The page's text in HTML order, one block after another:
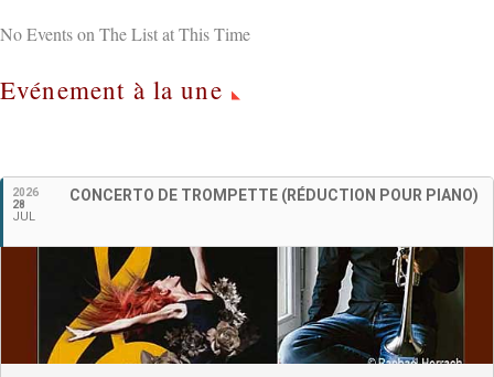
Français
No Events on The List at This Time
Evénement à la une
2026
28
JUL
CONCERTO DE TROMPETTE (RÉDUCTION POUR PIANO)